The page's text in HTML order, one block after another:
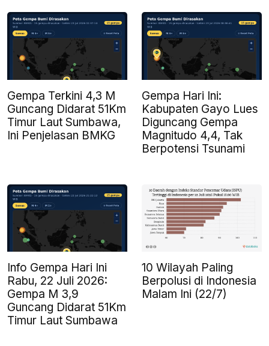
Gempa Terkini 4,3 M
Guncang Didarat 51Km
Timur Laut Sumbawa,
Ini Penjelasan BMKG
Gempa Hari Ini:
Kabupaten Gayo Lues
Diguncang Gempa
Magnitudo 4,4, Tak
Berpotensi Tsunami
Info Gempa Hari Ini
Rabu, 22 Juli 2026:
Gempa M 3,9
Guncang Didarat 51Km
Timur Laut Sumbawa
10 Wilayah Paling
Berpolusi di Indonesia
Malam Ini (22/7)